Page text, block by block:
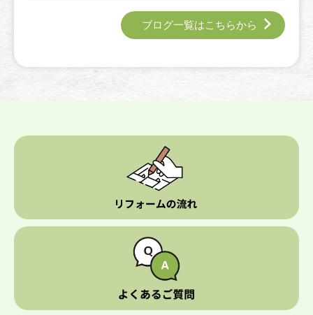
ブログ一覧はこちらから